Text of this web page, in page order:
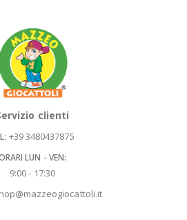
clienti
+39 3480437875
LUN - VEN:
9:00 - 17:30